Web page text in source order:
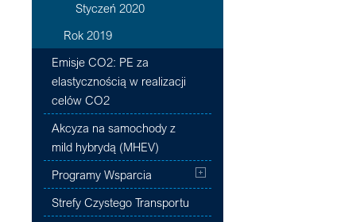
Styczeń 2020
Rok 2019
Emisje CO2: PE za
elastycznością w realizacji
celów CO2
Akcyza na samochody z
mild hybrydą (MHEV)
Programy Wsparcia
Strefy Czystego Transportu